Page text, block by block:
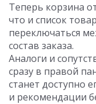
Теперь корзина
что и список
переключаться
состав заказа.
Аналоги и
сразу в правой
станет доступно
и рекомендации